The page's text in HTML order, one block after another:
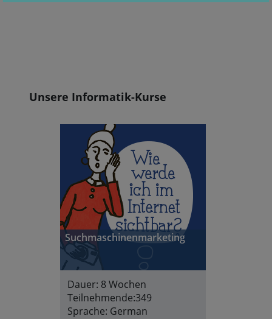
Unsere Informatik-Kurse
Suchmaschinenmarketing
Dauer: 8 Wochen
Teilnehmende:349
Sprache: German